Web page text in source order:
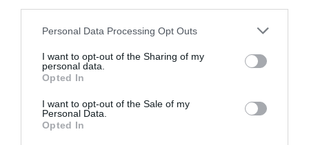
Please note that this website/app uses one or more Google
not limited to your visit or usage behaviour. You may click to
grant or deny consent to Google and its third-party tags to
use your data for below specified purposes in below Google
consent section.
Personal Data Processing Opt Outs
I want to opt-out of the Sharing of my
personal data.
Opted In
I want to opt-out of the Sale of my
Personal Data.
Opted In